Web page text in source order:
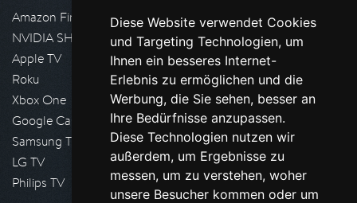
Diese Website verwendet Cookies
und Targeting Technologien, um
Ihnen ein besseres Internet-
Erlebnis zu ermöglichen und die
Werbung, die Sie sehen, besser an
Ihre Bedürfnisse anzupassen.
Diese Technologien nutzen wir
außerdem, um Ergebnisse zu
messen, um zu verstehen, woher
unsere Besucher kommen oder um
Amazon FireTV
NVIDIA SHIELD, Google TV
Apple TV
Roku
Xbox One
Google Cast
Samsung TV
LG TV
Philips TV